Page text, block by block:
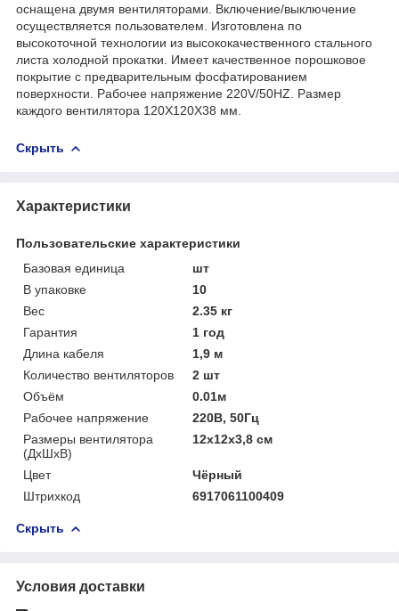
оснащена двумя вентиляторами. Включение/выключение
осуществляется пользователем. Изготовлена по
высокоточной технологии из высококачественного стального
листа холодной прокатки. Имеет качественное порошковое
покрытие с предварительным фосфатированием
поверхности. Рабочее напряжение 220V/50HZ. Размер
каждого вентилятора 120X120X38 мм.
Скрыть
Характеристики
Пользовательские характеристики
Базовая единица
шт
В упаковке
10
Вес
2.35 кг
Гарантия
1 год
Длина кабеля
1,9 м
Количество вентиляторов
2 шт
Объём
0.01м
Рабочее напряжение
220В, 50Гц
Размеры вентилятора
(ДхШхВ)
12х12х3,8 см
Цвет
Чёрный
Штрихкод
6917061100409
Скрыть
Условия доставки